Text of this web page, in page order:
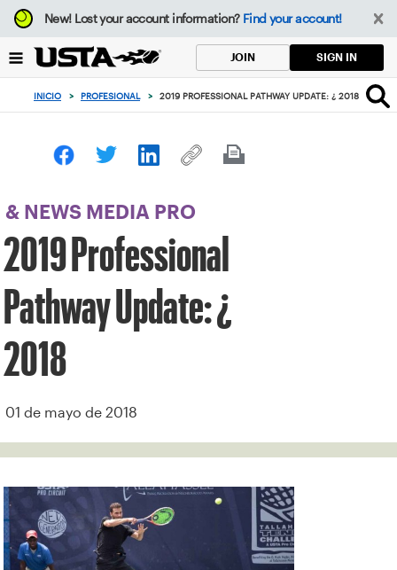
Enfoque
desde
botón
volver
principio
New!Lost your account information? Find your account!
JOIN SIGN IN
INICIO > PROFESIONAL > 2019 PROFESSIONAL PATHWAY UPDATE: ¿ 2018
& NEWS MEDIA PRO
2019 Professional
Pathway Update: ¿
2018
01 de mayo de 2018